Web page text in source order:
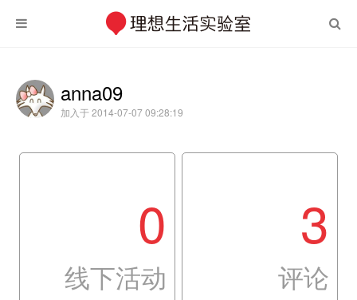
anna09
加入于 2014-07-07 09:28:19
0
线下活动
3
评论